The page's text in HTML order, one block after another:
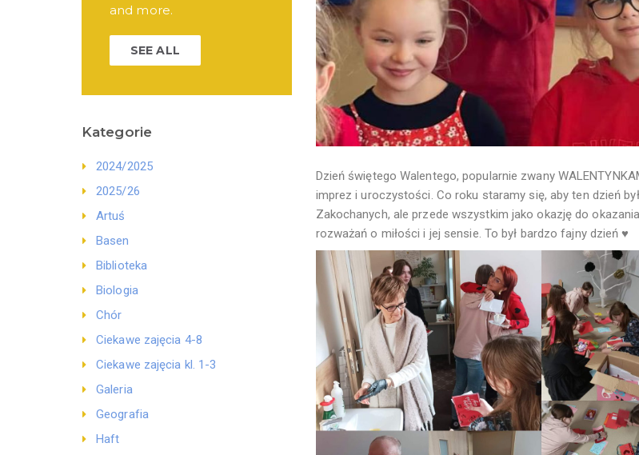
and more.
SEE ALL
Kategorie
2024/2025
2025/26
Artuś
Basen
Biblioteka
Biologia
Chór
Ciekawe zajęcia 4-8
Ciekawe zajęcia kl. 1-3
Galeria
Geografia
Haft
Dzień świętego Walentego, popularnie zwany
imprez i uroczystości. Co roku staramy się, aby ten dzień
Zakochanych, ale przede wszystkim jako okazję do
rozważań o miłości i jej sensie. To był bardzo fajny dzień ♥️